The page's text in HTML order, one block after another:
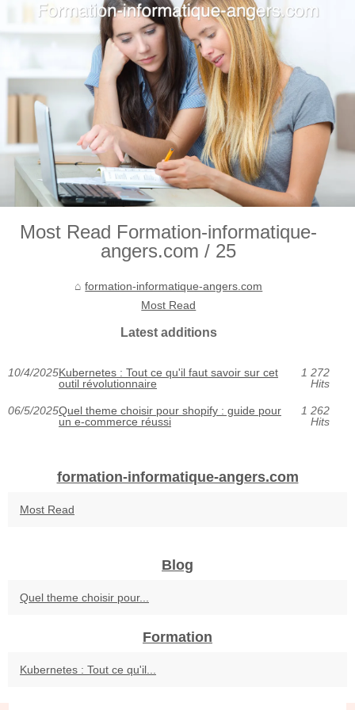
Most Read Formation-informatique-
angers.com / 25
formation-informatique-angers.com
Most Read
Latest additions
10/4/2025Kubernetes : Tout ce qu'il faut savoir sur cet
outil révolutionnaire
1 272
Hits
06/5/2025Quel theme choisir pour shopify : guide pour
un e-commerce réussi
1 262
Hits
formation-informatique-angers.com
Most Read
Blog
Quel theme choisir pour...
Formation
Kubernetes : Tout ce qu'il...